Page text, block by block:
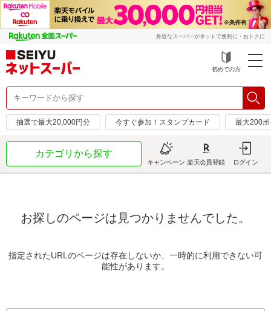
身近なスーパーがネットで便利に・おトクに
初めての方
抽選で最大20,000円分 今すぐ参加！スタンプカード 最大200
カテゴリから探す
キャンペーン 楽天会員登録 ログイン
お探しのページは見つかりませんでした。
指定されたURLのページは存在しないか、一時的に利用できない可
能性があります。